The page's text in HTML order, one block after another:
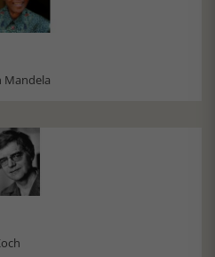
Mandela